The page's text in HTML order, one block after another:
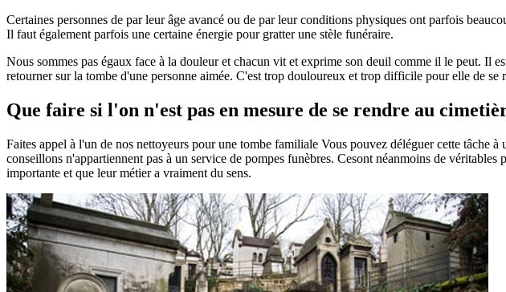
Certaines personnes de par leur âge avancé ou de par leur conditions physiques ont parfois
Il faut également parfois une certaine énergie pour gratter une stèle funéraire.
Nous sommes pas égaux face à la douleur et chacun vit et exprime son deuil comme il le peut. Il
retourner sur la tombe d'une personne aimée. C'est trop douloureux et trop difficile pour elle de
Que faire si l'on n'est pas en mesure de se rendre au
Faites appel à l'un de nos nettoyeurs pour une tombe familiale Vous pouvez déléguer cette tâche
conseillons n'appartiennent pas à un service de pompes funèbres. Cesont néanmoins de
importante et que leur métier a vraiment du sens.